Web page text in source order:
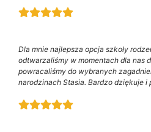
Dla mnie najlepsza opcja szkoły
odtwarzaliśmy w momentach dla nas
powracaliśmy do wybranych
narodzinach Stasia. Bardzo dziękuje i